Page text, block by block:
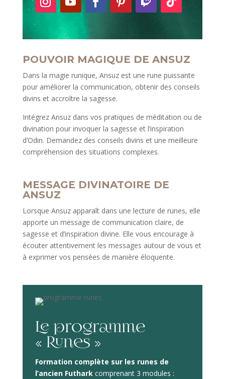
POUVOIR MAGIQUE DE ANSUZ
Dans la magie runique, Ansuz est une rune puissante
pour améliorer la communication, obtenir des conseils
divins et accroître la sagesse.
Intégrez Ansuz dans vos pratiques de méditation ou de
divination pour invoquer la sagesse et l’inspiration
d’Odin. Demandez des conseils divins et une meilleure
compréhension des situations complexes.
MESSAGE DIVINATOIRE DE
ANSUZ
Lorsque Ansuz apparaît dans une lecture de runes, elle
apporte un message de communication claire, de
sagesse et d’inspiration divine. Elle vous encourage à
écouter attentivement les messages autour de vous et
à exprimer vos pensées de manière éloquente.
Le programme
« Runes »
Formation complète sur les runes de
l’ancien Futhark comprenant 3 modules :